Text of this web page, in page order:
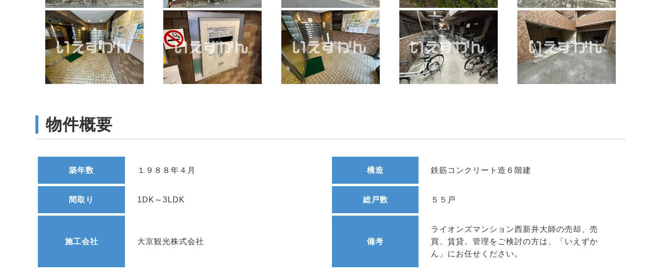
物件概要
築年数 １９８８年４月 構造 鉄筋コンクリート造６階建
間取り 1DK～3LDK 総戸数 ５５戸
施工会社 大京観光株式会社 備考
ライオンズマンション西新井大師の売却、売
買、賃貸、管理をご検討の方は、「いえずか
ん」にお任せください。